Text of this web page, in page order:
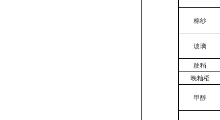
棉纱
玻璃
粳稻
晚籼稻
甲醇